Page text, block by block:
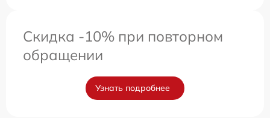
Скидка -10% при повторном
обращении
Узнать подробнее